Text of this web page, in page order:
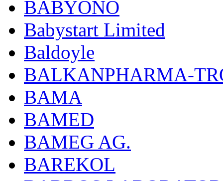
BABYONO
Babystart Limited
Baldoyle
BALKANPHARMA-
BAMA
BAMED
BAMEG AG.
BAREKOL